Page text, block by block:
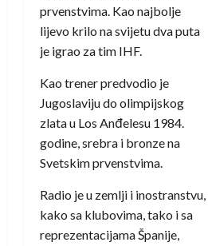
prvenstvima. Kao najbolje
lijevo krilo na svijetu dva puta
je igrao za tim IHF.
Kao trener predvodio je
Jugoslaviju do olimpijskog
zlata u Los Anđelesu 1984.
godine, srebra i bronze na
Svetskim prvenstvima.
Radio je u zemlji i inostranstvu,
kako sa klubovima, tako i sa
reprezentacijama Španije,